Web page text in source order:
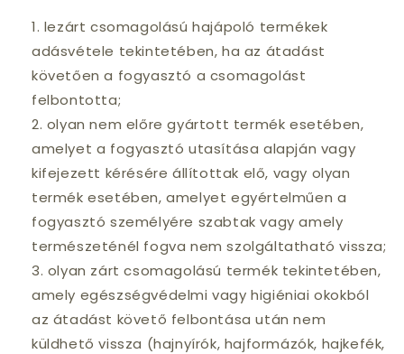
lezárt csomagolású hajápoló termékek
adásvétele tekintetében, ha az átadást
követően a fogyasztó a csomagolást
felbontotta;
olyan nem előre gyártott termék esetében,
amelyet a fogyasztó utasítása alapján vagy
kifejezett kérésére állítottak elő, vagy olyan
termék esetében, amelyet egyértelműen a
fogyasztó személyére szabtak vagy amely
természeténél fogva nem szolgáltatható vissza;
olyan zárt csomagolású termék tekintetében,
amely egészségvédelmi vagy higiéniai okokból
az átadást követő felbontása után nem
küldhető vissza (hajnyírók, hajformázók, hajkefék,